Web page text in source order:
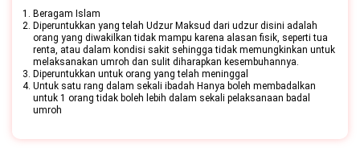
Beragam Islam
Diperuntukkan yang telah Udzur Maksud dari udzur disini adalah
orang yang diwakilkan tidak mampu karena alasan fisik, seperti tua
renta, atau dalam kondisi sakit sehingga tidak memungkinkan untuk
melaksanakan umroh dan sulit diharapkan kesembuhannya.
Diperuntukkan untuk orang yang telah meninggal
Untuk satu rang dalam sekali ibadah Hanya boleh membadalkan
untuk 1 orang tidak boleh lebih dalam sekali pelaksanaan badal
umroh